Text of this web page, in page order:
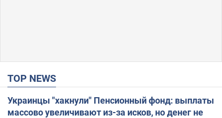
TOP NEWS
Украинцы "хакнули" Пенсионный фонд: выплаты
массово увеличивают из-за исков, но денег не